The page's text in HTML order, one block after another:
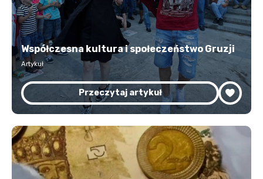
Współczesna kultura i społeczeństwo Gruzji
Artykuł
Przeczytaj artykuł